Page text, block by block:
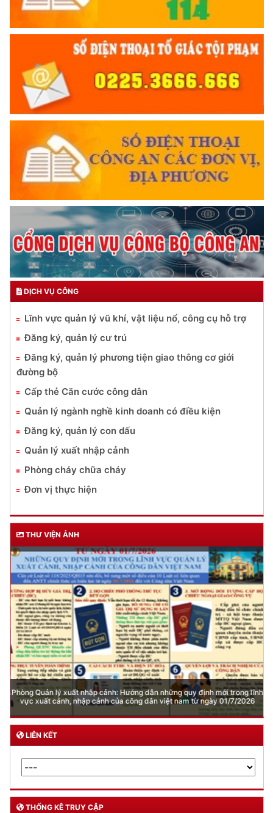
DỊCH VỤ CÔNG
Lĩnh vực quản lý vũ khí, vật liệu nổ, công cụ hỗ trợ
Đăng ký, quản lý cư trú
Đăng ký, quản lý phương tiện giao thông cơ giới
đường bộ
Cấp thẻ Căn cước công dân
Quản lý ngành nghề kinh doanh có điều kiện
Đăng ký, quản lý con dấu
Quản lý xuất nhập cảnh
Phòng cháy chữa cháy
Đơn vị thực hiện
THƯ VIỆN ẢNH
Phòng Quản lý xuất nhập cảnh: Hướng dẫn những quy định mới trong lĩnh
vực xuất cảnh, nhập cảnh của công dân việt nam từ ngày 01/7/2026
LIÊN KẾT
THỐNG KÊ TRUY CẬP